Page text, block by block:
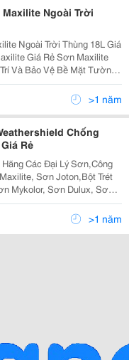
Ngoài Trời
Ngoài Trời Thùng 18L Giá
Rẻ Sơn Maxilite
Và Bảo Vệ Bề Mặt Tường
Ngoại Thất) &Bull; Tính
>1 năm
Chống
Rẻ
Các Đại Lý Sơn,Công
Sơn Joton,Bột Trét
Mykolor, Sơn Dulux, Sơn
Joton, Sơn Spec..và Nhiều
Quý Khách Có Nhu Cầu Xin L
>1 năm